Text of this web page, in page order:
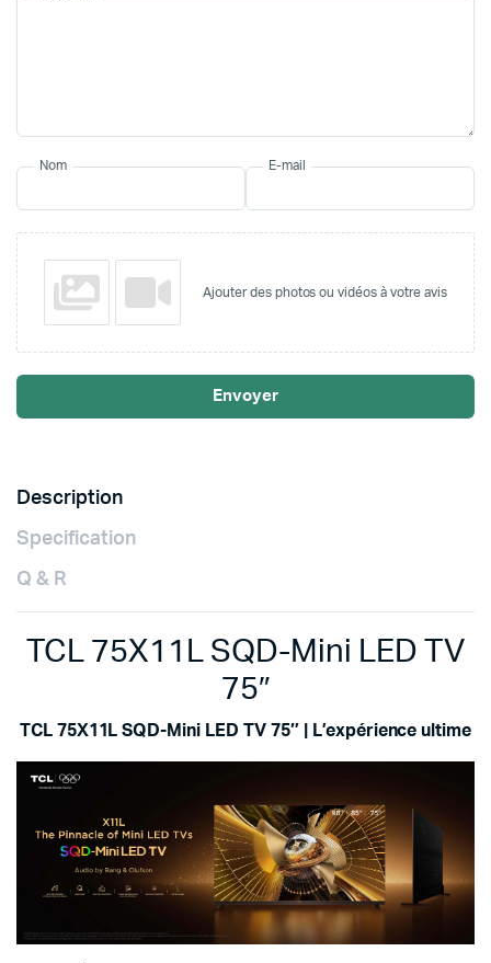
Nom E-mail
Ajouter des photos ou vidéos à votre avis
Envoyer
Description
Specification
Q & R
TCL 75X11L SQD-Mini LED TV
75″
TCL 75X11L SQD-Mini LED TV 75″ | L’expérience ultime